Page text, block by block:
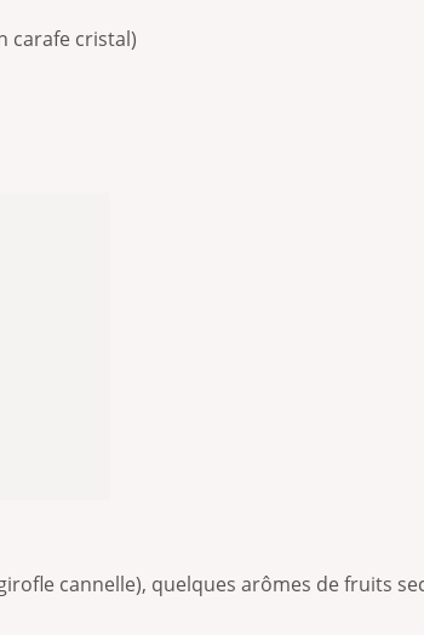
carafe cristal)
cannelle), quelques arômes de fruits